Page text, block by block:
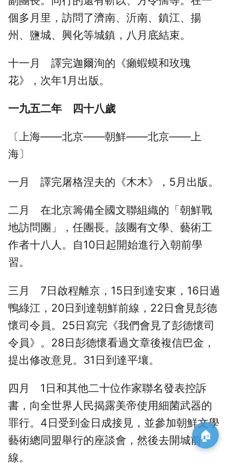
🏠
個多月里，訪問了濟南、沂南、鎮江、揚
州、鹽城、興化等城鎮，八月底結束。
十一月 譯完迦爾洵的《癩蝦蟆和玫瑰
花》，次年1月出版。
一九五二年 四十八歲
〔上海——北京——朝鮮——北京——上
海〕
一月 譯完屠格涅夫的《木木》，5月出版。
二月 在北京籌備全國文聯組織的「朝鮮戰
地訪問團」，任團長。該團有文學、藝術工
作者十八人。自10日起開始進行入朝前學
習。
三月 7日啟程離京，15日到達安東，16日過
鴨綠江，20日到達朝鮮前線，22日會見彭德
懷司令員。25日寫完《我們會見了彭德懷司
令員》。28日彭德懷看過文章後複信巴金，
提出修改意見。31日到達平壤。
四月 1日和其他二十位作家聯名發表控訴
書，向全世界人民揭露美帝使用細菌武器的
罪行。4日受到金日成接見，並參加朝鮮文學
藝術總同盟舉行的座談會，然後去開城前
線。